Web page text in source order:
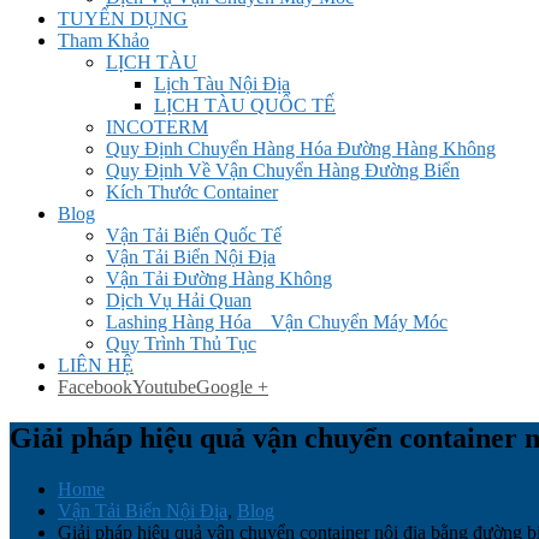
TUYỂN DỤNG
Tham Khảo
LỊCH TÀU
Lịch Tàu Nội Địa
LỊCH TÀU QUỐC TẾ
INCOTERM
Quy Định Chuyển Hàng Hóa Đường Hàng Không
Quy Định Về Vận Chuyển Hàng Đường Biển
Kích Thước Container
Blog
Vận Tải Biển Quốc Tế
Vận Tải Biển Nội Địa
Vận Tải Đường Hàng Không
Dịch Vụ Hải Quan
Lashing Hàng Hóa _ Vận Chuyển Máy Móc
Quy Trình Thủ Tục
LIÊN HỆ
FacebookYoutubeGoogle +
Giải pháp hiệu quả vận chuyển container
Home
Vận Tải Biển Nội Địa, Blog
Giải pháp hiệu quả vận chuyển container nội địa bằng đường